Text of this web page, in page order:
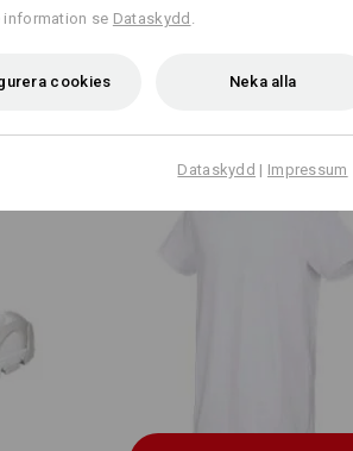
e.s. T-shirt cotton stretch
information se Dataskydd .
cookies Neka alla
Dataskydd | Impressum